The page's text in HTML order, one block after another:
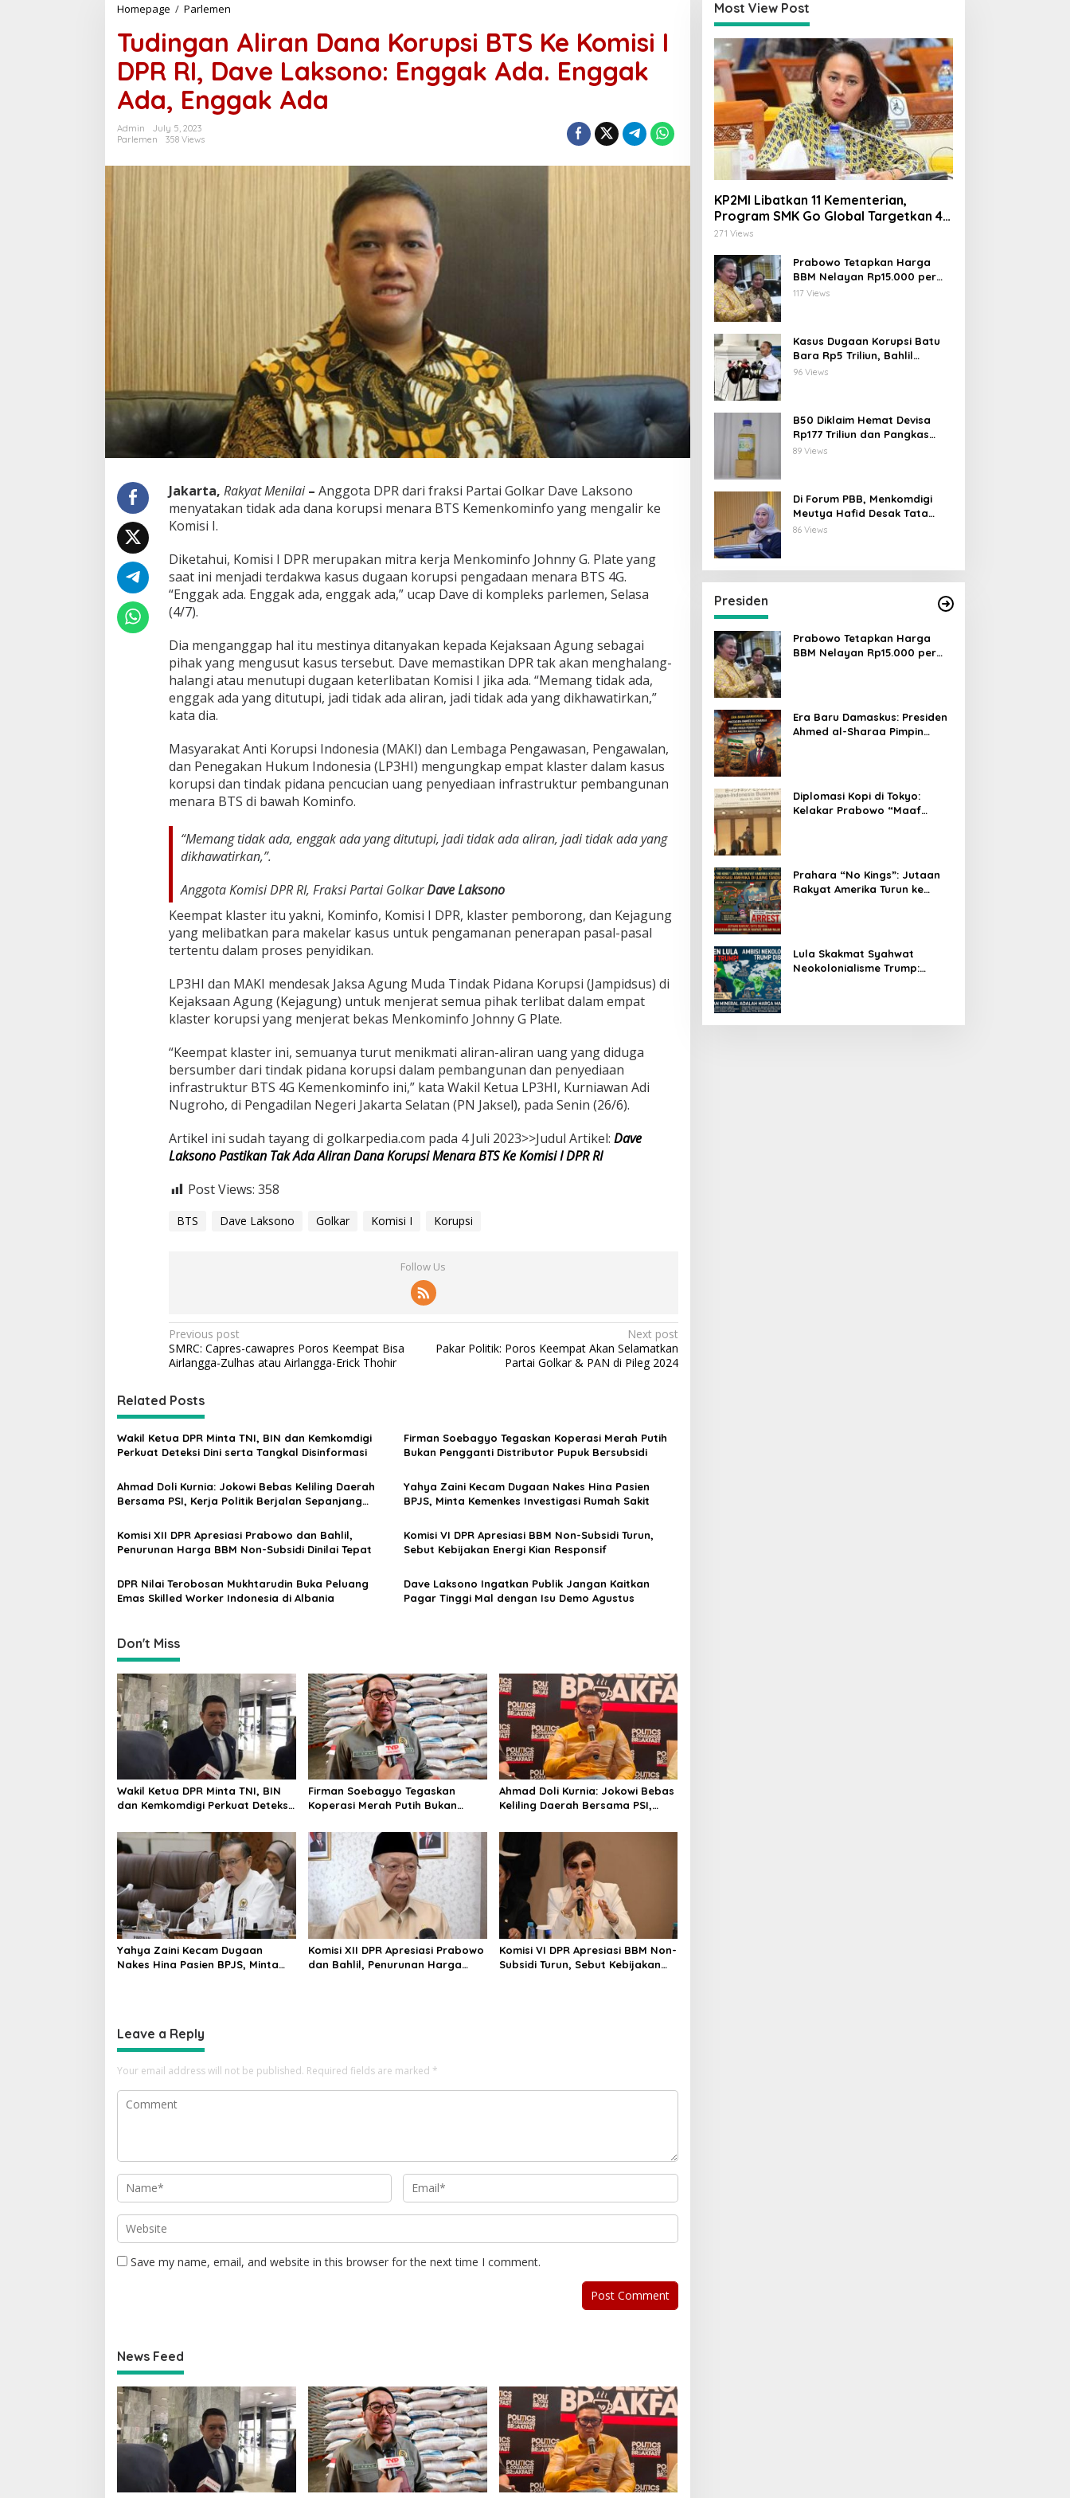
Homepage / Parlemen
n
g
a
n
r
S
K
e
K
o
s
i
P
R
R
I
a
v
e
L
a
n
o
:
E
g
a
A
d
a
E
n
g
a
A
a
,
E
n
g
a
k
d
a
Tudingan Aliran Dana Korupsi BTS Ke Komisi I
DPR RI, Dave Laksono: Enggak Ada. Enggak
Ada, Enggak Ada
Admin
July 5, 2023
Parlemen
358 Views
Jakarta, Rakyat Menilai– Anggota DPR dari fraksi Partai Golkar Dave Laksono
menyatakan tidak ada dana korupsi menara BTS Kemenkominfo yang mengalir ke
Komisi I.
Diketahui, Komisi I DPR merupakan mitra kerja Menkominfo Johnny G. Plate yang
saat ini menjadi terdakwa kasus dugaan korupsi pengadaan menara BTS 4G.
“Enggak ada. Enggak ada, enggak ada,” ucap Dave di kompleks parlemen, Selasa
(4/7).
Dia menganggap hal itu mestinya ditanyakan kepada Kejaksaan Agung sebagai
pihak yang mengusut kasus tersebut. Dave memastikan DPR tak akan menghalang-
halangi atau menutupi dugaan keterlibatan Komisi I jika ada. “Memang tidak ada,
enggak ada yang ditutupi, jadi tidak ada aliran, jadi tidak ada yang dikhawatirkan,”
kata dia.
Masyarakat Anti Korupsi Indonesia (MAKI) dan Lembaga Pengawasan, Pengawalan,
dan Penegakan Hukum Indonesia (LP3HI) mengungkap empat klaster dalam kasus
korupsi dan tindak pidana pencucian uang penyediaan infrastruktur pembangunan
menara BTS di bawah Kominfo.
“Memang tidak ada, enggak ada yang ditutupi, jadi tidak ada aliran, jadi tidak ada yang
dikhawatirkan,”.
Anggota Komisi DPR RI, Fraksi Partai GolkarDave Laksono
Keempat klaster itu yakni, Kominfo, Komisi I DPR, klaster pemborong, dan Kejagung
yang melibatkan para makelar kasus untuk pengamanan penerapan pasal-pasal
tertentu dalam proses penyidikan.
LP3HI dan MAKI mendesak Jaksa Agung Muda Tindak Pidana Korupsi (Jampidsus) di
Kejaksaan Agung (Kejagung) untuk menjerat semua pihak terlibat dalam empat
klaster korupsi yang menjerat bekas Menkominfo Johnny G Plate.
“Keempat klaster ini, semuanya turut menikmati aliran-aliran uang yang diduga
bersumber dari tindak pidana korupsi dalam pembangunan dan penyediaan
infrastruktur BTS 4G Kemenkominfo ini,” kata Wakil Ketua LP3HI, Kurniawan Adi
Nugroho, di Pengadilan Negeri Jakarta Selatan (PN Jaksel), pada Senin (26/6).
Artikel ini sudah tayang di golkarpedia.com pada 4 Juli 2023>>Judul Artikel: Dave
Laksono Pastikan Tak Ada Aliran Dana Korupsi Menara BTS Ke Komisi I DPR RI
Post Views: 358
BTS Dave Laksono Golkar Komisi I Korupsi
Follow Us
P
o
t
n
a
i
a
t
i
o
Previous post
SMRC: Capres-cawapres Poros Keempat Bisa
Airlangga-Zulhas atau Airlangga-Erick Thohir
Next post
Pakar Politik: Poros Keempat Akan Selamatkan
Partai Golkar & PAN di Pileg 2024
Related Posts
Wakil Ketua DPR Minta TNI, BIN dan Kemkomdigi
Perkuat Deteksi Dini serta Tangkal Disinformasi
Firman Soebagyo Tegaskan Koperasi Merah Putih
Bukan Pengganti Distributor Pupuk Bersubsidi
Ahmad Doli Kurnia: Jokowi Bebas Keliling Daerah
Bersama PSI, Kerja Politik Berjalan Sepanjang
Yahya Zaini Kecam Dugaan Nakes Hina Pasien
BPJS, Minta Kemenkes Investigasi Rumah Sakit
Komisi XII DPR Apresiasi Prabowo dan Bahlil,
Penurunan Harga BBM Non-Subsidi Dinilai Tepat
Komisi VI DPR Apresiasi BBM Non-Subsidi Turun,
Sebut Kebijakan Energi Kian Responsif
DPR Nilai Terobosan Mukhtarudin Buka Peluang
Emas Skilled Worker Indonesia di Albania
Dave Laksono Ingatkan Publik Jangan Kaitkan
Pagar Tinggi Mal dengan Isu Demo Agustus
Don't Miss
Wakil Ketua DPR Minta TNI, BIN
dan Kemkomdigi Perkuat Deteksi
Firman Soebagyo Tegaskan
Koperasi Merah Putih Bukan
Bersubsidi
Ahmad Doli Kurnia: Jokowi Bebas
Keliling Daerah Bersama PSI,
Waktu
Yahya Zaini Kecam Dugaan
Nakes Hina Pasien BPJS, Minta
Komisi XII DPR Apresiasi Prabowo
dan Bahlil, Penurunan Harga
Komisi VI DPR Apresiasi BBM Non-
Subsidi Turun, Sebut Kebijakan
Leave a Reply
Your email address will not be published. Required fields are marked *
Save my name, email, and website in this browser for the next time I comment.
News Feed
Most View Post
KP2MI Libatkan 11 Kementerian,
Program SMK Go Global Targetkan 40
Ribu Peserta Tahun Ini
271 Views
Prabowo Tetapkan Harga
BBM Nelayan Rp15.000 per
Liter, Berlaku untuk Kapal 30-
117 Views
Kasus Dugaan Korupsi Batu
Bara Rp5 Triliun, Bahlil
Lahadalia: ESDM Siap Berikan
96 Views
B50 Diklaim Hemat Devisa
Rp177 Triliun dan Pangkas
Emisi 44 Juta Ton CO₂
89 Views
Di Forum PBB, Menkomdigi
Meutya Hafid Desak Tata
Kelola AI Global Utamakan
86 Views
Presiden
Prabowo Tetapkan Harga
BBM Nelayan Rp15.000 per
Era Baru Damaskus: Presiden
Ahmed al-Sharaa Pimpin
Diplomasi Kopi di Tokyo:
Kelakar Prabowo “Maaf
Prahara “No Kings”: Jutaan
Rakyat Amerika Turun ke
Lula Skakmat Syahwat
Neokolonialisme Trump: